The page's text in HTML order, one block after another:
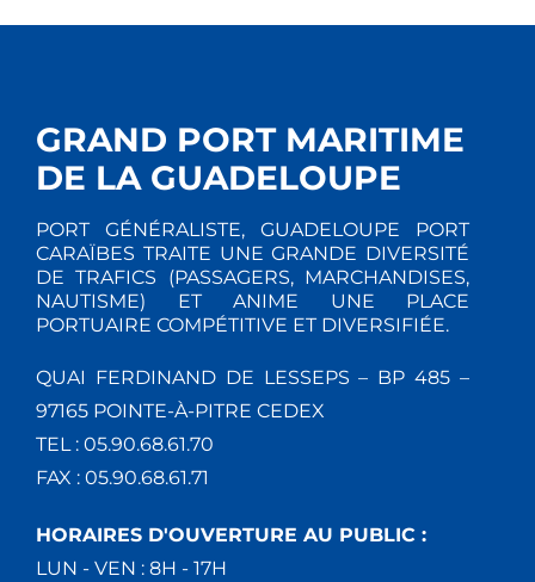
GRAND PORT MARITIME
DE LA GUADELOUPE
PORT GÉNÉRALISTE, GUADELOUPE PORT
CARAÏBES TRAITE UNE GRANDE DIVERSITÉ
DE TRAFICS (PASSAGERS, MARCHANDISES,
NAUTISME) ET ANIME UNE PLACE
PORTUAIRE COMPÉTITIVE ET DIVERSIFIÉE.
QUAI FERDINAND DE LESSEPS – BP 485 –
97165 POINTE-À-PITRE CEDEX
TEL : 05.90.68.61.70
FAX : 05.90.68.61.71
HORAIRES D'OUVERTURE AU PUBLIC :
LUN - VEN : 8H - 17H